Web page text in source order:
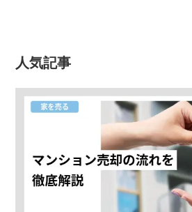
人気記事